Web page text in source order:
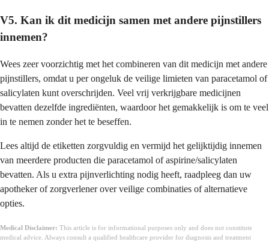
V5. Kan ik dit medicijn samen met andere pijnstillers
innemen?
Wees zeer voorzichtig met het combineren van dit medicijn met andere
pijnstillers, omdat u per ongeluk de veilige limieten van paracetamol of
salicylaten kunt overschrijden. Veel vrij verkrijgbare medicijnen
bevatten dezelfde ingrediënten, waardoor het gemakkelijk is om te veel
in te nemen zonder het te beseffen.
Lees altijd de etiketten zorgvuldig en vermijd het gelijktijdig innemen
van meerdere producten die paracetamol of aspirine/salicylaten
bevatten. Als u extra pijnverlichting nodig heeft, raadpleeg dan uw
apotheker of zorgverlener over veilige combinaties of alternatieve
opties.
Medical Disclaimer: This article is for informational purposes only and does not constitute
medical advice. Always consult a qualified healthcare provider for diagnosis and treatment